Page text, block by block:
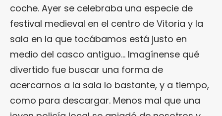
coche. Ayer se celebraba una especie de
festival medieval en el centro de Vitoria y la
sala en la que tocábamos está justo en
medio del casco antiguo… Imagínense qué
divertido fue buscar una forma de
acercarnos a la sala lo bastante, y a tiempo,
como para descargar. Menos mal que una